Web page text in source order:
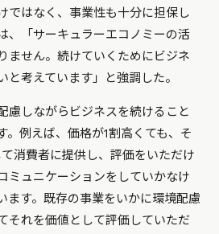
ではなく、事業性も十分に担保し
、「サーキュラーエコノミーの活
ません。続けていくためにビジネ
と考えています」と強調した。
慮しながらビジネスを続けること
。例えば、価格が1割高くても、そ
消費者に提供し、評価をいただけ
ミュニケーションをしていかなけ
ます。既存の事業をいかに環境配慮
それを価値として評価していただ